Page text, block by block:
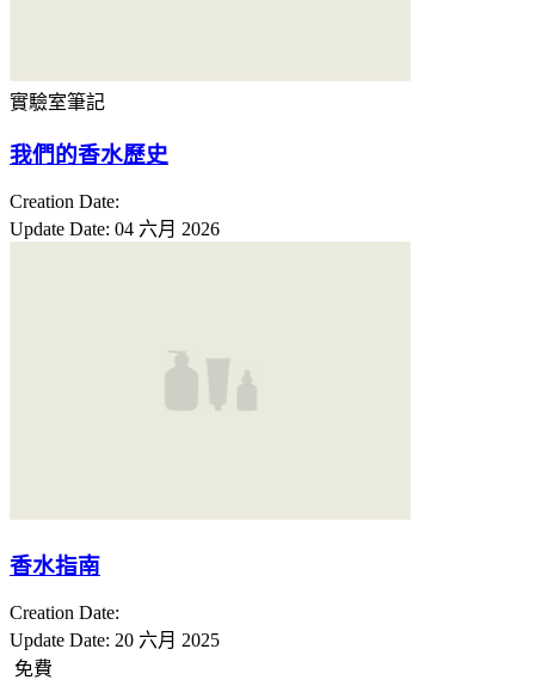
實驗室筆記
我們的香水歷史
Creation Date:
Update Date: 04 六月 2026
香水指南
Creation Date:
Update Date: 20 六月 2025
免費